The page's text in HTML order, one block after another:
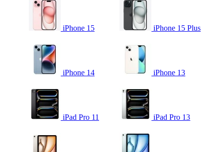
iPhone 15 iPhone 15 Plus
iPhone 14 iPhone 13
iPad Pro 11 iPad Pro 13